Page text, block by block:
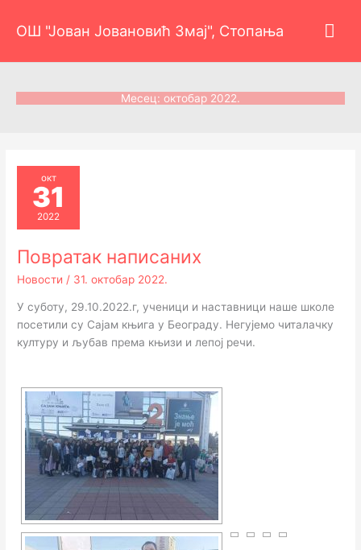
ОШ "Јован Јовановић Змај", Стопања
Месец: октобар 2022.
окт
31
2022
Повратак написаних
Новости / 31. октобар 2022.
У суботу, 29.10.2022.г, ученици и наставници наше школе
посетили су Сајам књига у Београду. Негујемо читалачку
културу и љубав према књизи и лепој речи.